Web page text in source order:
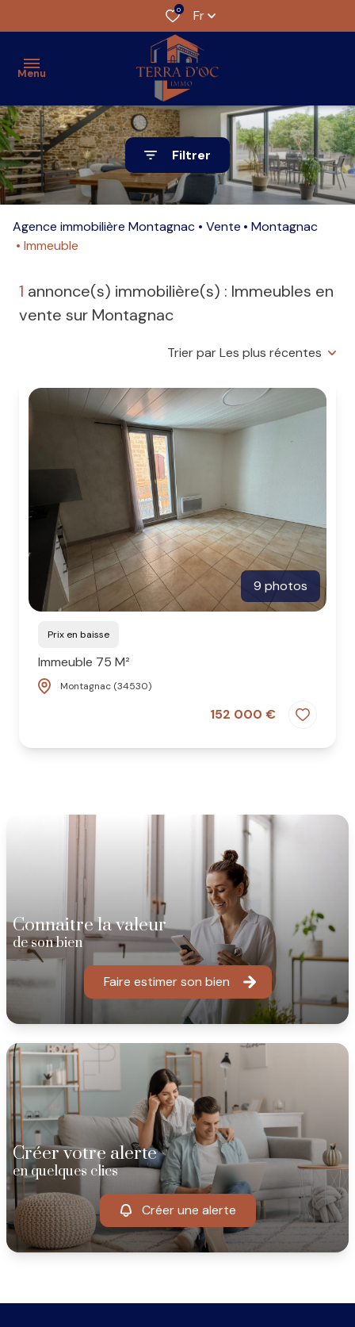
0 Fr
Menu
accueil
nos
biens
estimation
e-
locative
contact
Filtrer
Agence immobilière Montagnac Vente
Montagnac
Immeuble
1 annonce(s) immobilière(s) : Immeubles en
vente sur Montagnac
Trier par Les plus récentes
9 photos
Prix en baisse
Immeuble 75 M²
Montagnac (34530)
152 000 €
Connaitre la valeur
de son bien
Faire estimer son bien
Créer votre alerte
en quelques clics
Créer une alerte